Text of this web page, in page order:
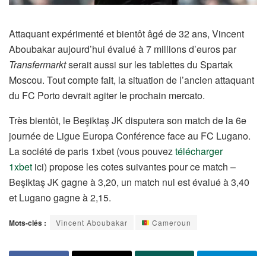
Attaquant expérimenté et bientôt âgé de 32 ans, Vincent
Aboubakar aujourd’hui évalué à 7 millions d’euros par
Transfermarktserait aussi sur les tablettes du Spartak
Moscou. Tout compte fait, la situation de l’ancien attaquant
du FC Porto devrait agiter le prochain mercato.
Très bientôt, le Beşiktaş JK disputera son match de la 6e
journée de Ligue Europa Conférence face au FC Lugano.
La société de paris 1xbet (vous pouveztélécharger
1xbet ici) propose les cotes suivantes pour ce match –
Beşiktaş JK gagne à 3,20, un match nul est évalué à 3,40
et Lugano gagne à 2,15.
Mots-clés : Vincent Aboubakar Cameroun